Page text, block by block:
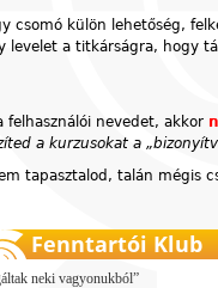
külön lehetőség,
a titkárságra, hogy
nevedet, akkor
a kurzusokat a
tapasztalod, talán mégis
Fenntartói Klub
neki vagyonukból